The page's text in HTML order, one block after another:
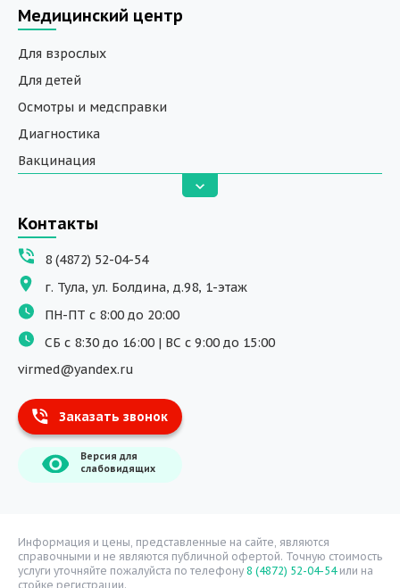
Медицинский центр
Для взрослых
Для детей
Осмотры и медсправки
Диагностика
Вакцинация
Вызов на дом
ДНК исследования
Программы обучения
Физиотерапия
ДМС
Массаж
Тест на хеликобактер
Информация
О компании
Расписание врачей
Надзорные органы
Контакты
8 (4872) 52-04-54
г. Тула, ул. Болдина, д.98, 1-этаж
ПН-ПТ с 8:00 до 20:00
СБ с 8:30 до 16:00 | ВС с 9:00 до 15:00
virmed@yandex.ru
Заказать звонок
Версия для
слабовидящих
Информация и цены, представленные на сайте, являются
справочными и не являются публичной офертой. Точную стоимость
услуги уточняйте пожалуйста по телефону 8 (4872) 52-04-54или на
стойке регистрации.